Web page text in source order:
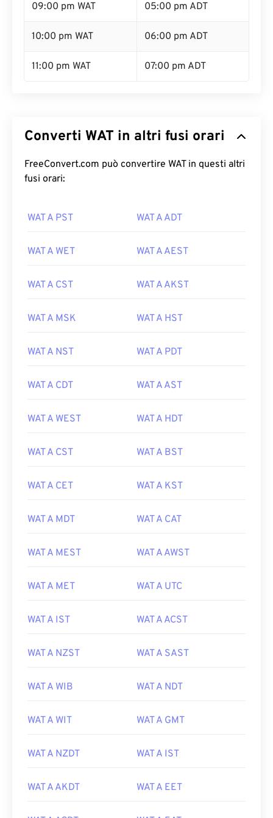
09:00 pm WAT 05:00 pm ADT
10:00 pm WAT 06:00 pm ADT
11:00 pm WAT 07:00 pm ADT
Converti WAT in altri fusi orari
FreeConvert.com può convertire WAT in questi altri
fusi orari:
WAT A PST WAT A ADT
WAT A WET WAT A AEST
WAT A CST WAT A AKST
WAT A MSK WAT A HST
WAT A NST WAT A PDT
WAT A CDT WAT A AST
WAT A WEST WAT A HDT
WAT A CST WAT A BST
WAT A CET WAT A KST
WAT A MDT WAT A CAT
WAT A MEST WAT A AWST
WAT A MET WAT A UTC
WAT A IST WAT A ACST
WAT A NZST WAT A SAST
WAT A WIB WAT A NDT
WAT A WIT WAT A GMT
WAT A NZDT WAT A IST
WAT A AKDT WAT A EET